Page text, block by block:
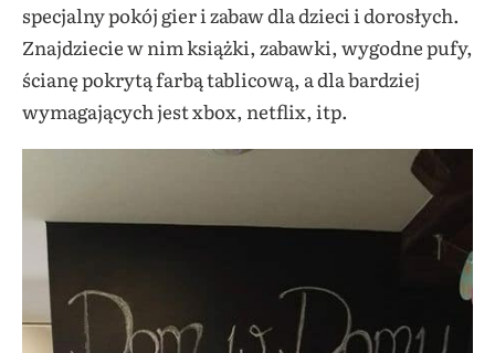
specjalny pokój gier i zabaw dla dzieci i dorosłych.
Znajdziecie w nim książki, zabawki, wygodne pufy,
ścianę pokrytą farbą tablicową, a dla bardziej
wymagających jest xbox, netflix, itp.